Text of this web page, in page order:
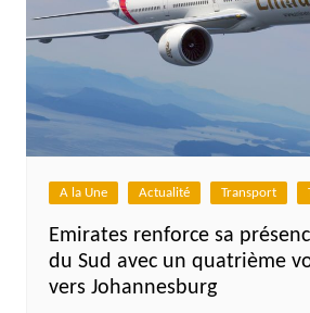
A la Une Actualité Transport
Emirates renforce sa
du Sud avec un quatrième
vers Johannesburg